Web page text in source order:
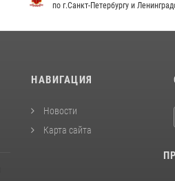
по г.Санкт-Петербургу и
НАВИГАЦИЯ
Новости
Карта сайта